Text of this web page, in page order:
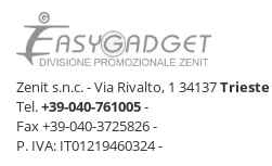
Zenit s.n.c. - Via Rivalto, 1 34137Trieste
Tel.+39-040-761005-
Fax +39-040-3725826 -
P. IVA: IT01219460324 -